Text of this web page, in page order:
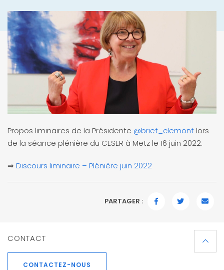
Propos liminaires de la Présidente @briet_clemont lors
de la séance plénière du CESER à Metz le 16 juin 2022.
⇒ Discours liminaire – Plénière juin 2022
PARTAGER :
CONTACT
CONTACTEZ-NOUS